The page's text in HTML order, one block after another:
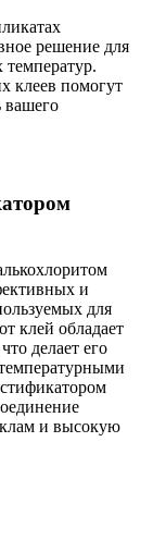
решение для
клеев помогут
вашего
и
для
клей обладает
делает его
и высокую